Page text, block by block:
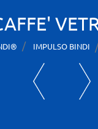
IMPULSO BINDI